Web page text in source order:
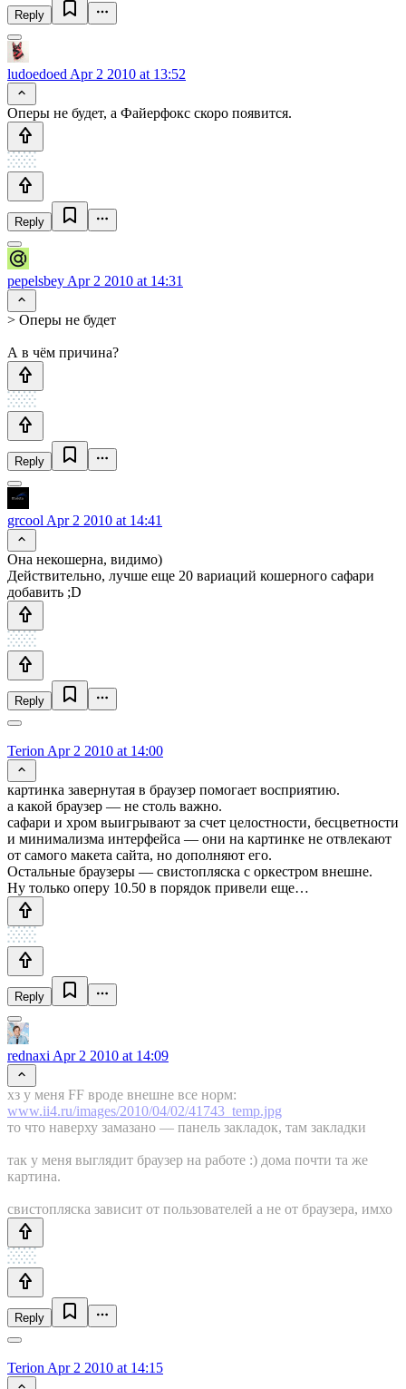
Reply
ludoedoed Apr 2 2010 at 13:52
Оперы не будет, а Файерфокс скоро появится.
Reply
pepelsbey Apr 2 2010 at 14:31
> Оперы не будет
А в чём причина?
Reply
grcool Apr 2 2010 at 14:41
Она некошерна, видимо)
Действительно, лучше еще 20 вариаций кошерного сафари
добавить ;D
Reply
Terion Apr 2 2010 at 14:00
картинка завернутая в браузер помогает восприятию.
а какой браузер — не столь важно.
сафари и хром выигрывают за счет целостности, бесцветности
и минимализма интерфейса — они на картинке не отвлекают
от самого макета сайта, но дополняют его.
Остальные браузеры — свистопляска с оркестром внешне.
Ну только оперу 10.50 в порядок привели еще…
Reply
rednaxi Apr 2 2010 at 14:09
хз у меня FF вроде внешне все норм:
www.ii4.ru/images/2010/04/02/41743_temp.jpg
то что наверху замазано — панель закладок, там закладки
так у меня выглядит браузер на работе :) дома почти та же
картина.
свистопляска зависит от пользователей а не от браузера, имхо
Reply
Terion Apr 2 2010 at 14:15